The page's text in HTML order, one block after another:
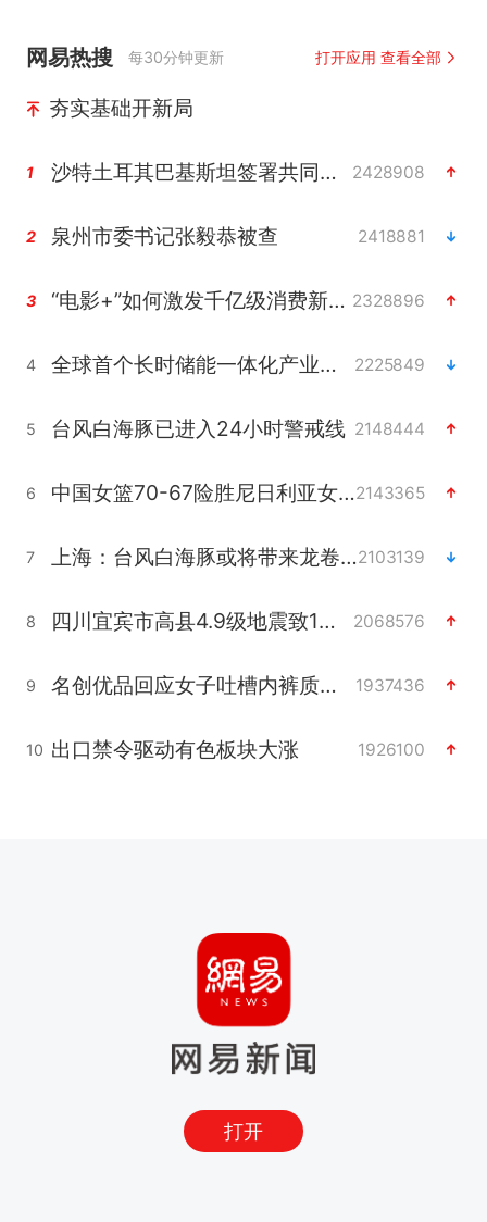
网易热搜 每30分钟更新 打开应用 查看全部
夯实基础开新局
1 沙特土耳其巴基斯坦签署共同防务协议 2428908
2 泉州市委书记张毅恭被查 2418881
3 “电影+”如何激发千亿级消费新活力？ 2328896
4 全球首个长时储能一体化产业园量产 2225849
5 台风白海豚已进入24小时警戒线 2148444
6 中国女篮70-67险胜尼日利亚女篮2143365
7 上海：台风白海豚或将带来龙卷风2103139
8 四川宜宾市高县4.9级地震致1人死亡 2068576
9 名创优品回应女子吐槽内裤质量差 1937436
10 出口禁令驱动有色板块大涨 1926100
打开